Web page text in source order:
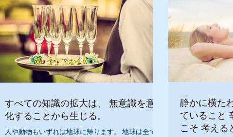
すべての知識の拡大は、 無意識を意識
化することから生じる。
人や動物もいずれは地球に帰ります。 地球は全ての
静かに横た
ていること
こそ 考える